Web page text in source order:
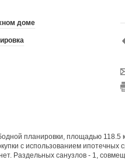
доме
планировки, площадью 118.5
с использованием ипотечных
Раздельных санузлов - 1,